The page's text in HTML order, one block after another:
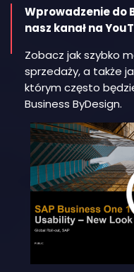
Wprowadzenie do
nasz kanał na
Zobacz jak szybko
sprzedaży, a także
którym często
Business ByDesign.